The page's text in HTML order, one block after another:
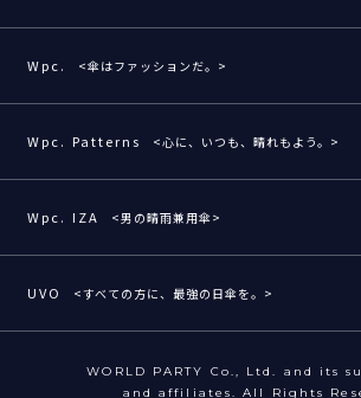
Wpc. <傘はファッションだ。>
Wpc. Patterns <心に、いつも、晴れもよう。>
Wpc. IZA <男の晴雨兼用傘>
UVO <すべての方に、最強の日傘を。>
WORLD PARTY Co., Ltd. and its
and affiliates. All Rights